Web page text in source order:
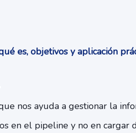
es, objetivos y aplicación
nos ayuda a gestionar la
en el pipeline y no en cargar